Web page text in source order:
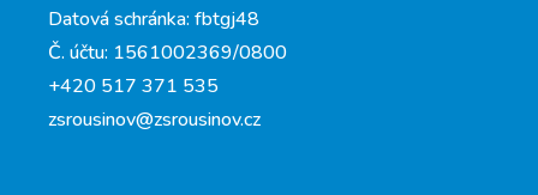
Datová schránka: fbtgj48
Č. účtu: 1561002369/0800
+420 517 371 535
zsrousinov@zsrousinov.cz